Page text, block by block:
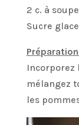
2 c. à
Sucre
Incorporez
mélangez
les